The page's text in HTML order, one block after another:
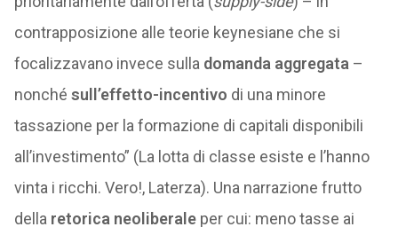
contrapposizione alle teorie keynesiane che si
focalizzavano invece sulla domanda aggregata –
nonché sull’effetto-incentivo di una minore
tassazione per la formazione di capitali disponibili
all’investimento” (La lotta di classe esiste e l’hanno
vinta i ricchi. Vero!, Laterza). Una narrazione frutto
della retorica neoliberaleper cui: meno tasse ai